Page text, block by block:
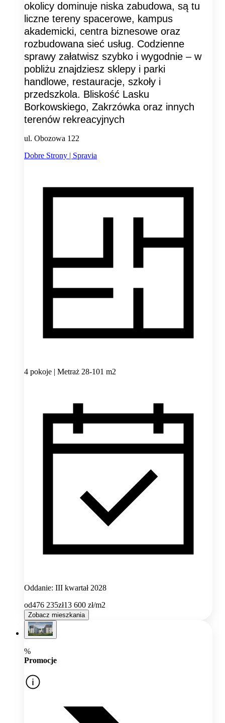
okolicy dominuje niska zabudowa, są tu
liczne tereny spacerowe, kampus
akademicki, centra biznesowe oraz
rozbudowana sieć usług. Codzienne
sprawy załatwisz szybko i wygodnie – w
pobliżu znajdziesz sklepy i parki
handlowe, restauracje, szkoły i
przedszkola. Bliskość Lasku
Borkowskiego, Zakrzówka oraz innych
terenów rekreacyjnych
ul. Obozowa 122
Dobre Strony | Spravia
4 pokoje | Metraż 28-101 m2
Oddanie: III kwartał 2028
od476 235zł13 600 zł/m2
Zobacz mieszkania
%
Promocje